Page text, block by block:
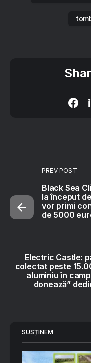
PREV POST
Black Sea
la început
vor primi
de 5000
Electric Castle:
colectat peste
aluminiu în
donează”
SUSȚINEM